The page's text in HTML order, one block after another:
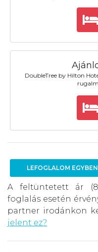
DoubleTree by Hilton
LEFOGLALOM
A feltüntetett ár
foglalás esetén
partner irodánkon
jelent ez?